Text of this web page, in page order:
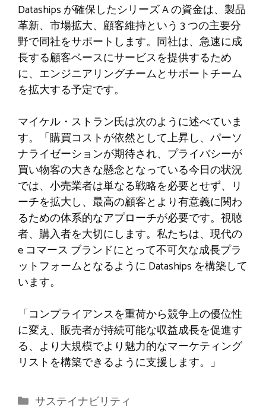
Dataships が確保したシリーズ A の資金は、製品
革新、市場拡大、顧客維持という 3 つの主要分
野で同社をサポートします。同社は、急速に成
長する顧客ベースにサービスを提供するため
に、エンジニアリングチームとサポートチーム
を拡大する予定です。
マイケル・ストラン氏は次のように述べていま
す。「購買コストが依然として上昇し、パーソ
ナライゼーションが期待され、プライバシーが
買い物客の大きな懸念となっている今日の状況
では、小売業者は単なる戦略を必要とせず、リ
ーチを拡大し、最高の顧客とより有意義に関わ
るための体系的なアプローチが必要です。視聴
者、購入者を大切にします。私たちは、現代の
e コマース ブランドにとって不可欠な成長プラ
ットフォームとなるように Dataships を構築して
います。
「コンプライアンスを重荷から競争上の優位性
に変え、販売者が持続可能な収益成長を促進す
る、より大規模でより魅力的なマーケティング
リストを構築できるように支援します。」
カ
サステイナビリティ